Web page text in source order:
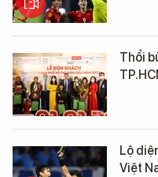
Thổi
Lộ
Việt